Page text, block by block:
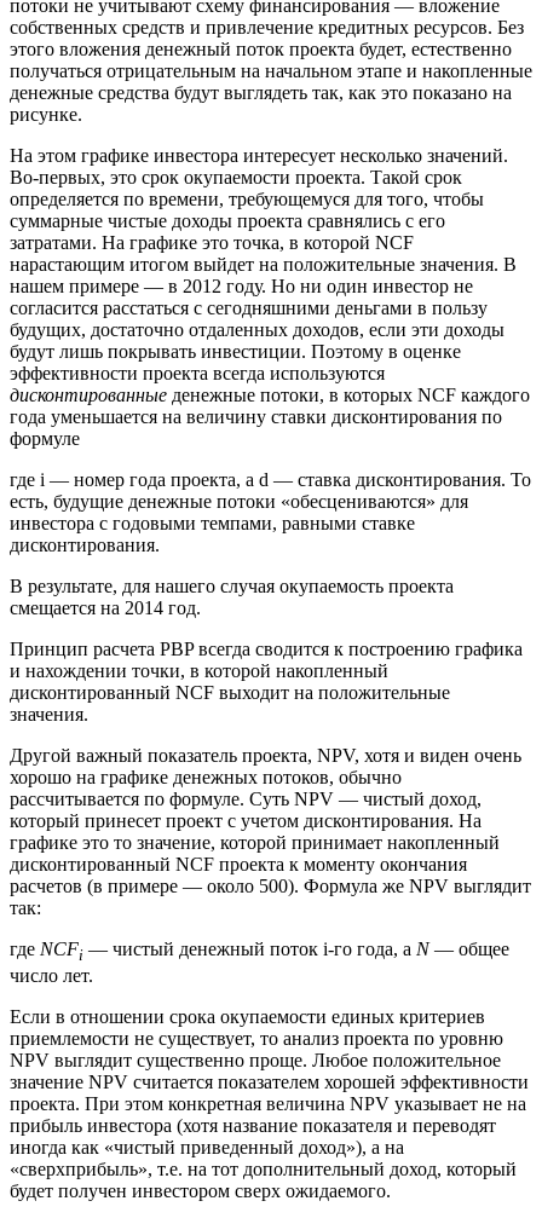
потоки не учитывают схему финансирования — вложение
собственных средств и привлечение кредитных ресурсов. Без
этого вложения денежный поток проекта будет, естественно
получаться отрицательным на начальном этапе и накопленные
денежные средства будут выглядеть так, как это показано на
рисунке.
На этом графике инвестора интересует несколько значений.
Во-первых, это срок окупаемости проекта. Такой срок
определяется по времени, требующемуся для того, чтобы
суммарные чистые доходы проекта сравнялись с его
затратами. На графике это точка, в которой NCF
нарастающим итогом выйдет на положительные значения. В
нашем примере — в 2012 году. Но ни один инвестор не
согласится расстаться с сегодняшними деньгами в пользу
будущих, достаточно отдаленных доходов, если эти доходы
будут лишь покрывать инвестиции. Поэтому в оценке
эффективности проекта всегда используются
дисконтированные денежные потоки, в которых NCF каждого
года уменьшается на величину ставки дисконтирования по
формуле
где i — номер года проекта, а d — ставка дисконтирования. То
есть, будущие денежные потоки «обесцениваются» для
инвестора с годовыми темпами, равными ставке
дисконтирования.
В результате, для нашего случая окупаемость проекта
смещается на 2014 год.
Принцип расчета PBP всегда сводится к построению графика
и нахождении точки, в которой накопленный
дисконтированный NCF выходит на положительные
значения.
Другой важный показатель проекта, NPV, хотя и виден очень
хорошо на графике денежных потоков, обычно
рассчитывается по формуле. Суть NPV — чистый доход,
который принесет проект с учетом дисконтирования. На
графике это то значение, которой принимает накопленный
дисконтированный NCF проекта к моменту окончания
расчетов (в примере — около 500). Формула же NPV выглядит
так:
где NCFi — чистый денежный поток i-го года, а N— общее
число лет.
Если в отношении срока окупаемости единых критериев
приемлемости не существует, то анализ проекта по уровню
NPV выглядит существенно проще. Любое положительное
значение NPV считается показателем хорошей эффективности
проекта. При этом конкретная величина NPV указывает не на
прибыль инвестора (хотя название показателя и переводят
иногда как «чистый приведенный доход»), а на
«сверхприбыль», т.е. на тот дополнительный доход, который
будет получен инвестором сверх ожидаемого.